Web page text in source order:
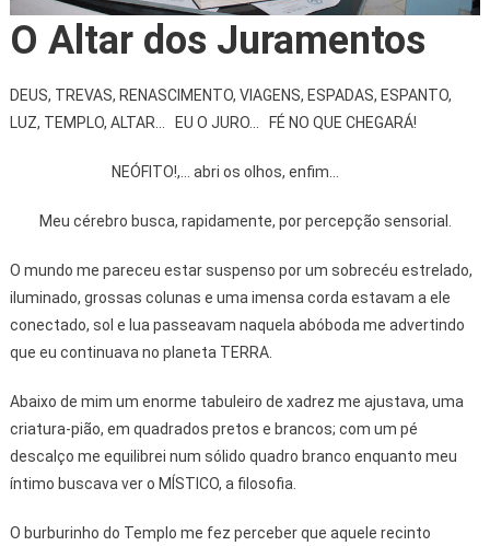
O Altar dos Juramentos
DEUS, TREVAS, RENASCIMENTO, VIAGENS, ESPADAS, ESPANTO,
LUZ, TEMPLO, ALTAR... EU O JURO... FÉ NO QUE CHEGARÁ!
NEÓFITO!,... abri os olhos, enfim...
Meu cérebro busca, rapidamente, por percepção sensorial.
O mundo me pareceu estar suspenso por um sobrecéu estrelado,
iluminado, grossas colunas e uma imensa corda estavam a ele
conectado, sol e lua passeavam naquela abóboda me advertindo
que eu continuava no planeta TERRA.
Abaixo de mim um enorme tabuleiro de xadrez me ajustava, uma
criatura-pião, em quadrados pretos e brancos; com um pé
descalço me equilibrei num sólido quadro branco enquanto meu
íntimo buscava ver o MÍSTICO, a filosofia.
O burburinho do Templo me fez perceber que aquele recinto